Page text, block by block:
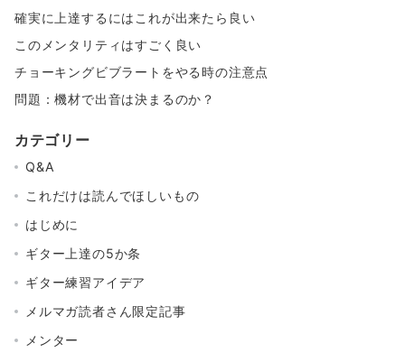
確実に上達するにはこれが出来たら良い
このメンタリティはすごく良い
チョーキングビブラートをやる時の注意点
問題：機材で出音は決まるのか？
カテゴリー
Q&A
これだけは読んでほしいもの
はじめに
ギター上達の5か条
ギター練習アイデア
メルマガ読者さん限定記事
メンター